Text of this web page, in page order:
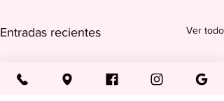
Entradas recientes Ver todo